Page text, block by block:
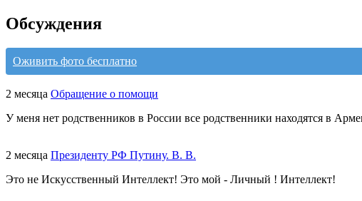
Обсуждения
Оживить фото бесплатно
2 месяца Обращение о помощи
У меня нет родственников в России все родственники находятся в
2 месяца Президенту РФ Путину. В. В.
Это не Искусственный Интеллект! Это мой - Личный ! Интеллект!